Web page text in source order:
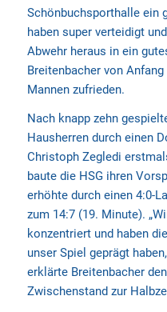
Schönbuchsporthalle ein
haben super verteidigt
Abwehr heraus in ein
Breitenbacher von
Mannen zufrieden.
Nach knapp zehn
Hausherren durch einen
Christoph Zegledi
baute die HSG ihren
erhöhte durch einen 4:0-
zum 14:7 (19. Minute).
konzentriert und haben
unser Spiel geprägt
erklärte Breitenbacher
Zwischenstand zur